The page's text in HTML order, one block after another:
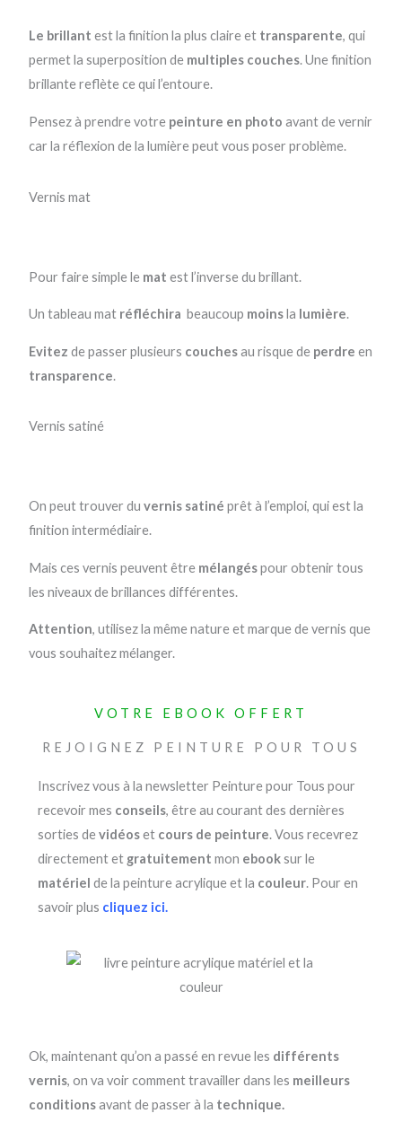
Le brillant est la finition la plus claire et transparente, qui
permet la superposition de multiples couches. Une finition
brillante reflète ce qui l’entoure.
Pensez à prendre votre peinture en photo avant de vernir
car la réflexion de la lumière peut vous poser problème.
Vernis mat
Pour faire simple le mat est l’inverse du brillant.
Un tableau mat réfléchira beaucoup moinsla lumière.
Evitez de passer plusieurs couchesau risque de perdre en
transparence.
Vernis satiné
On peut trouver duvernis satiné prêt à l’emploi, qui est la
finition intermédiaire.
Mais ces vernis peuvent être mélangéspour obtenir tous
les niveaux de brillances différentes.
Attention, utilisez la même nature et marque de vernis que
vous souhaitez mélanger.
VOTRE EBOOK OFFERT
REJOIGNEZ PEINTURE POUR TOUS
Inscrivez vous à la newsletter Peinture pour Tous pour
recevoir mes conseils, être au courant des dernières
sorties devidéoset cours de peinture. Vous recevrez
directement et gratuitement mon ebooksur le
matériel de la peinture acrylique et la couleur. Pour en
savoir plus cliquez ici.
Ok, maintenant qu’on a passé en revue les différents
vernis, on va voir comment travailler dans les meilleurs
conditionsavant de passer à la technique.